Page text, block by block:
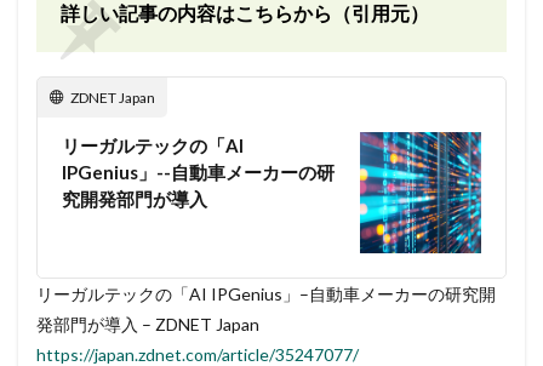
詳しい記事の内容はこちらから（引用元）
ZDNET Japan
リーガルテックの「AI
IPGenius」--自動車メーカーの研
究開発部門が導入
リーガルテックの「AI IPGenius」–自動車メーカーの研究開
発部門が導入 – ZDNET Japan
https://japan.zdnet.com/article/35247077/